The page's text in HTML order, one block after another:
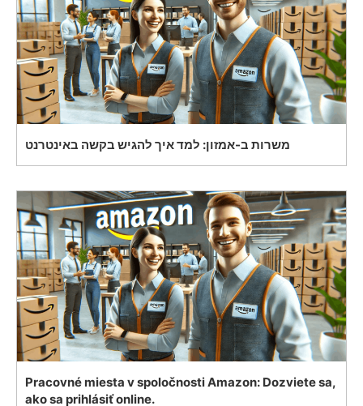
משרות ב-אמזון: למד איך להגיש בקשה באינטרנט
Pracovné miesta v spoločnosti Amazon: Dozviete sa,
ako sa prihlásiť online.